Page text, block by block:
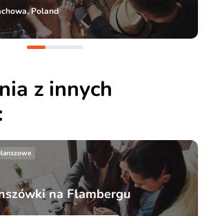
Poland
z innych
na Flambergu